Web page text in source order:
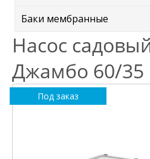
Баки мембранные
Насос
Джамбо 60/35
Под заказ